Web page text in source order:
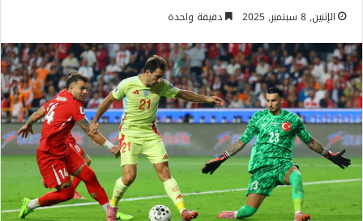
الإثنين, 8 سبتمبر, 2025 دقيقة واحدة